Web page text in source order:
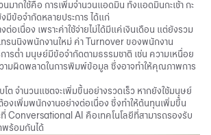
มากใช้คือ การเพิ่มจำนวนแอดมิน ทั้งแอดมินกะเช้า กะ
มีข้อจำกัดหลายประการ ได้แก่
อเนื่อง เพราะค่าใช้จ่ายไม่ได้มีแค่เงินเดือน แต่ยังรวม
ทรนนิงพนักงานใหม่ ค่า Turnover ของพนักงาน
ารต่ำ มนุษย์มีข้อจำกัดตามธรรมชาติ เช่น ความเหนื่อย
มผิดพลาดในการพิมพ์ข้อมูล ซึ่งอาจทำให้คุณภาพการ
โต จำนวนแชตจะเพิ่มขึ้นอย่างรวดเร็ว หากยังใช้มนุษย์
องเพิ่มพนักงานอย่างต่อเนื่อง ซึ่งทำให้ต้นทุนเพิ่มขึ้น
Conversational AI คือเทคโนโลยีที่สามารถรองรับ
พร้อมกันได้